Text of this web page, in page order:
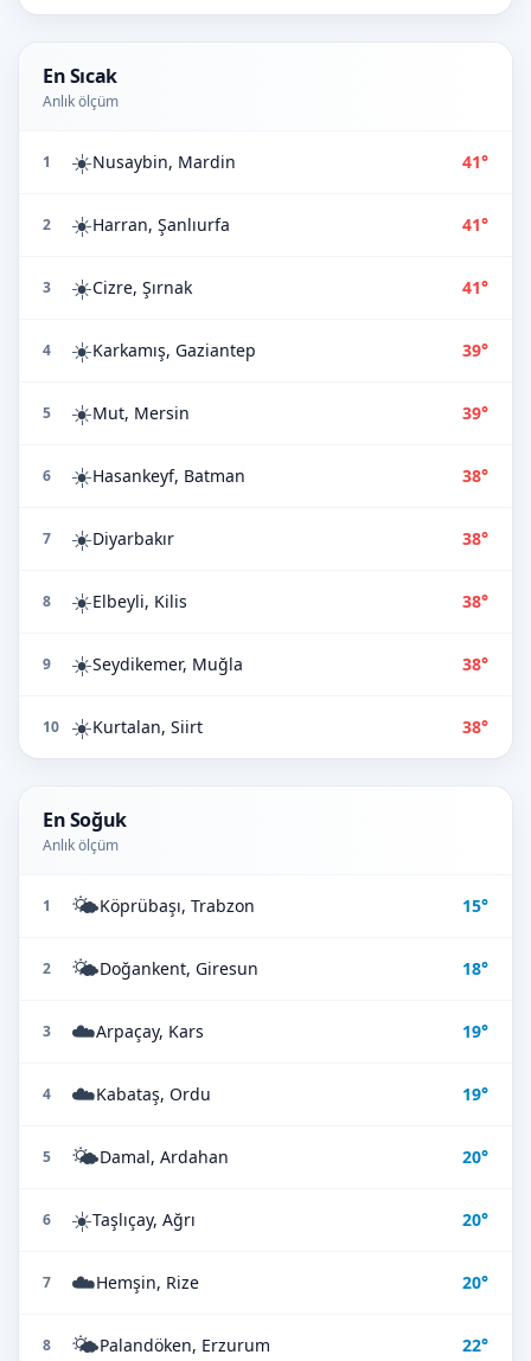
En Sıcak
Anlık ölçüm
1 ☀️Nusaybin, Mardin 41°
2 ☀️Harran, Şanlıurfa 41°
3 ☀️Cizre, Şırnak 41°
4 ☀️Karkamış, Gaziantep 39°
5 ☀️Mut, Mersin 39°
6 ☀️Hasankeyf, Batman 38°
7 ☀️Diyarbakır 38°
8 ☀️Elbeyli, Kilis 38°
9 ☀️Seydikemer, Muğla 38°
10 ☀️Kurtalan, Siirt 38°
En Soğuk
Anlık ölçüm
1 🌤️Köprübaşı, Trabzon 15°
2 🌤️Doğankent, Giresun 18°
3 ☁️Arpaçay, Kars 19°
4 ☁️Kabataş, Ordu 19°
5 🌤️Damal, Ardahan 20°
6 ☀️Taşlıçay, Ağrı 20°
7 ☁️Hemşin, Rize 20°
8 🌤️Palandöken, Erzurum 22°